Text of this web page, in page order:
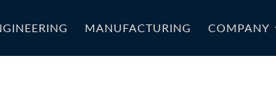
MANUFACTURING COMPANY